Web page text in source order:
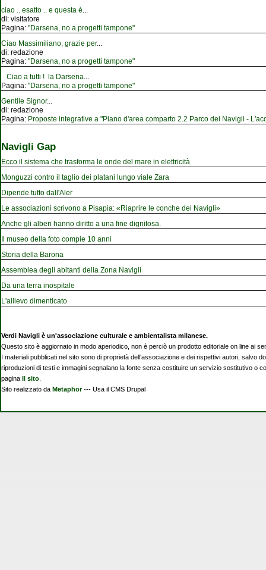
ciao .. esatto .. e questa è...
di: visitatore
Pagina: "Darsena, no a progetti tampone"
Ciao Massimiliano, grazie per...
di: redazione
Pagina: "Darsena, no a progetti tampone"
Ciao a tutti ! la Darsena...
Pagina: "Darsena, no a progetti tampone"
Gentile Signor...
di: redazione
Pagina: Proposte integrative a "Piano d'area comparto 2.2 Parco dei Navigli -
Navigli Gap
Ecco il sistema che trasforma le onde del mare in elettricità
Monguzzi contro il taglio dei platani lungo viale Zara
Dipende tutto dall'Aler
Le associazioni scrivono a Pisapia: «Riaprire le conche dei Navigli»
Anche gli alberi hanno diritto a una fine dignitosa.
Il museo della foto compie 10 anni
Storia della Barona
Assemblea degli abitanti della Zona Navigli
Da una terra inospitale
L'allievo dimenticato
Verdi Navigli è un'associazione culturale e ambientalista milanese.
Questo sito è aggiornato in modo aperiodico, non è perciò un prodotto editoriale on line ai
I materiali pubblicati nel sito sono di proprietà dell'associazione e dei rispettivi autori, salvo
riproduzioni di testi e immagini segnalano la fonte senza costituire un servizio sostitutivo o
pagina Il sito
Sito realizzato da Metaphor--- Usa il CMS Drupal